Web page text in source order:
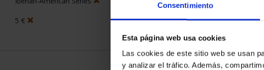
Consentimiento
Esta página web usa cookies
Las cookies de este sitio web se usan
y analizar el tráfico. Además,
5 €